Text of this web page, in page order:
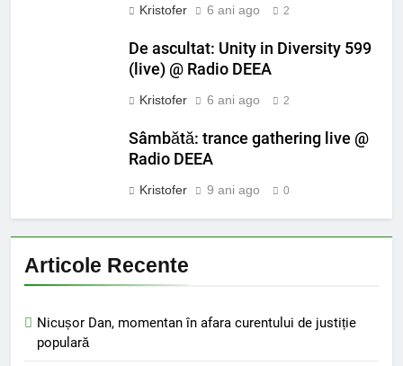
Kristofer 6 ani ago 2
De ascultat: Unity in Diversity 599
(live) @ Radio DEEA
Kristofer 6 ani ago 2
Sâmbătă: trance gathering live @
Radio DEEA
Kristofer 9 ani ago 0
Articole Recente
Nicușor Dan, momentan în afara curentului de justiție
populară